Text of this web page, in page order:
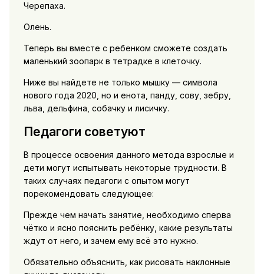
Черепаха.
Олень.
Теперь вы вместе с ребенком сможете создать
маленький зоопарк в тетрадке в клеточку.
Ниже вы найдете не только мышку — символа
нового года 2020, но и енота, панду, сову, зебру,
льва, дельфина, собачку и лисичку.
Педагоги советуют
В процессе освоения данного метода взрослые и
дети могут испытывать некоторые трудности. В
таких случаях педагоги с опытом могут
порекомендовать следующее:
Прежде чем начать занятие, необходимо сперва
чётко и ясно пояснить ребёнку, какие результаты
ждут от него, и зачем ему всё это нужно.
Обязательно объяснить, как рисовать наклонные